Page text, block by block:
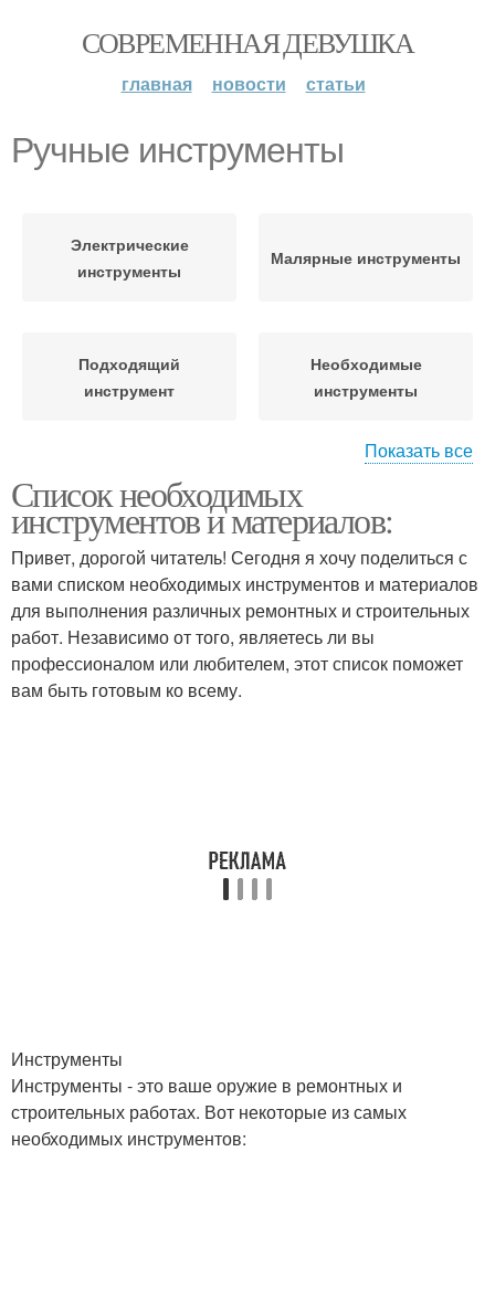
СОВРЕМЕННАЯ ДЕВУШКА
главная новости статьи
Ручные инструменты
Электрические
инструменты
Малярные инструменты
Подходящий
инструмент
Необходимые
инструменты
Компьютерные
инструменты
Садовые инструменты
Слесарные
инструменты
Режущие инструменты
Показать все
Список необходимых
инструментов и материалов:
Привет, дорогой читатель! Сегодня я хочу поделиться с
вами списком необходимых инструментов и материалов
для выполнения различных ремонтных и строительных
работ. Независимо от того, являетесь ли вы
профессионалом или любителем, этот список поможет
вам быть готовым ко всему.
Инструменты
Инструменты - это ваше оружие в ремонтных и
строительных работах. Вот некоторые из самых
необходимых инструментов: